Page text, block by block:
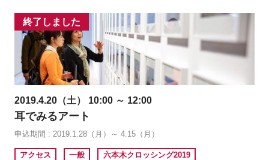
終了しました
2019.4.20（土） 10:00 ～ 12:00
耳でみるアート
申込期間 : 2019.1.28（月）～ 4.15（月）
アクセス 一般 六本木クロッシング2019